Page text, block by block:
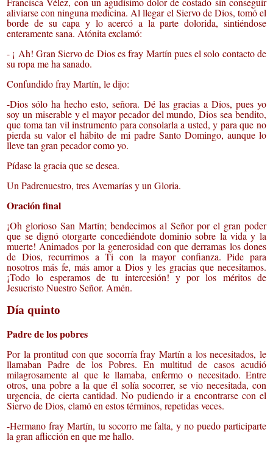
aliviarse con ninguna medicina. Al llegar el Siervo de Dios, tomó el
borde de su capa y lo acercó a la parte dolorida, sintiéndose
enteramente sana. Atónita exclamó:
- ¡ Ah! Gran Siervo de Dios es fray Martín pues el solo contacto de
su ropa me ha sanado.
Confundido fray Martín, le dijo:
-Dios sólo ha hecho esto, señora. Dé las gracias a Dios, pues yo
soy un miserable y el mayor pecador del mundo, Dios sea bendito,
que toma tan vil instrumento para consolarla a usted, y para que no
pierda su valor el hábito de mi padre Santo Domingo, aunque lo
lleve tan gran pecador como yo.
Pídase la gracia que se desea.
Un Padrenuestro, tres Avemarías y un Gloria.
Oración final
¡Oh glorioso San Martín; bendecimos al Señor por el gran poder
que se dignó otorgarte concediéndote dominio sobre la vida y la
muerte! Animados por la generosidad con que derramas los dones
de Dios, recurrimos a Ti con la mayor confianza. Pide para
nosotros más fe, más amor a Dios y les gracias que necesitamos.
¡Todo lo esperamos de tu intercesión! y por los méritos de
Jesucristo Nuestro Señor. Amén.
Día quinto
Padre de los pobres
Por la prontitud con que socorría fray Martín a los necesitados, le
llamaban Padre de los Pobres. En multitud de casos acudió
milagrosamente al que le llamaba, enfermo o necesitado. Entre
otros, una pobre a la que él solía socorrer, se vio necesitada, con
urgencia, de cierta cantidad. No pudiendo ir a encontrarse con el
Siervo de Dios, clamó en estos términos, repetidas veces.
-Hermano fray Martín, tu socorro me falta, y no puedo participarte
la gran aflicción en que me hallo.